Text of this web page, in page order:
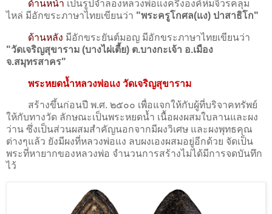
ด้านหน้า เป็นรูปจำลองหลวงพ่อแงครึ่งองค์ห่มจีวรคลุม
ไหล่ มีอักขระภาษาไทยเขียนว่า "พระครูโกศล(แง) ปาสาธิโก"
ด้านหลัง มีอักขระยันต์มอญ มีอักขระภาษาไทยเขียนว่า
"วัดเจริญสุขาราม (บางไผ่เตี้ย)​ ต.บางกะเจ้า อ.เมือง
จ.สมุทรสาคร"
พระหยดน้ำหลวงพ่อแง วัดเจริญสุขาราม
สร้างขึ้นก่อนปี พ.ศ. ๒๕๐๐ เพื่อแจกให้กับผู้ที่บริจาคทรัพย์
ให้กับทางวัด ลักษณะเป็นพระหยดน้ำ เนื้อผงผสมใบลานและผง
ว่าน ซึ่งเป็นส่วนผสมสำคัญนอกจากมีผงวิเศษ และผงพุทธคุณ
ต่างๆแล้ว ยังมีผงที่หลวงพ่อแง ลบผงเองผสมอยู่อีกด้วย จัดเป็น
พระที่หายากของหลวงพ่อ จำนวนการสร้างไม่ได้มีการจดบันทึก
ไว้